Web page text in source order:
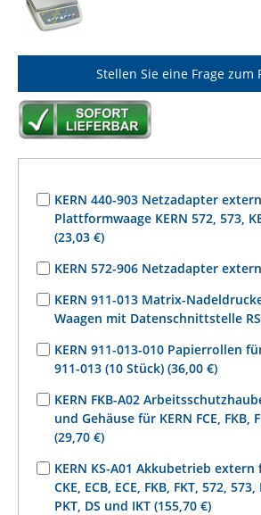
Stellen Sie eine Frage zum
KERN 440-903 Netzadapter
Plattformwaage KERN 572, 573,
(23,03 €)
KERN 572-906 Netzadapter
KERN 911-013 Matrix-
Waagen mit Datenschnittstelle
KERN 911-013-010 Papierrollen
911-013 (10 Stück) (36,00 €)
KERN FKB-A02
und Gehäuse für KERN FCE, FKB,
(29,70 €)
KERN KS-A01 Akkubetrieb extern
CKE, ECB, ECE, FKB, FKT, 572, 573,
PKT, DS und IKT (155,70 €)